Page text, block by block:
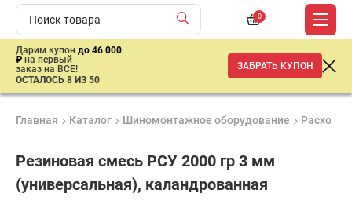
0
Дарим купон до 46 000
₽ на первый
заказ на ВСЕ!
ОСТАЛОСЬ 8 ИЗ 50
ЗАБРАТЬ КУПОН
Главная Каталог Шиномонтажное оборудование
Резиновая смесь РСУ 2000 гр 3 мм
(универсальная), каландрованная